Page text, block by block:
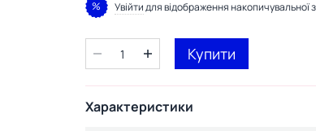
% Увійтидля відображення накопичувальної
Купити
Характеристики